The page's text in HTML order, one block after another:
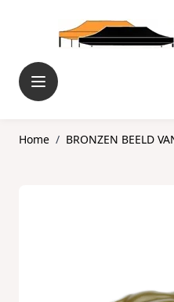
Home / BRONZEN BEELD